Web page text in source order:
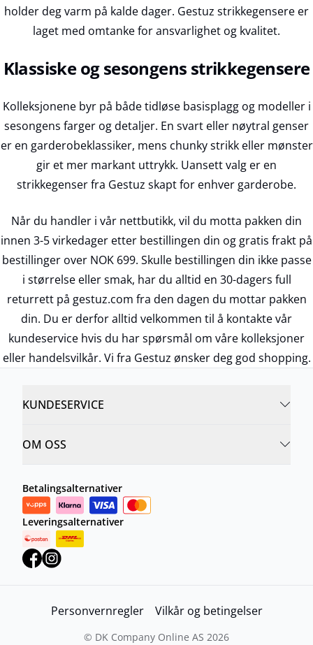
holder deg varm på kalde dager. Gestuz strikkegensere er
laget med omtanke for ansvarlighet og kvalitet.
Klassiske og sesongens strikkegensere
Kolleksjonene byr på både tidløse basisplagg og modeller i
sesongens farger og detaljer. En svart eller nøytral genser
er en garderobeklassiker, mens chunky strikk eller mønster
gir et mer markant uttrykk. Uansett valg er en
strikkegenser fra Gestuz skapt for enhver garderobe.
Når du handler i vår nettbutikk, vil du motta pakken din
innen 3-5 virkedager etter bestillingen din og gratis frakt på
bestillinger over NOK 699. Skulle bestillingen din ikke passe
i størrelse eller smak, har du alltid en 30-dagers full
returrett på gestuz.com fra den dagen du mottar pakken
din. Du er derfor alltid velkommen til å kontakte vår
kundeservice hvis du har spørsmål om våre kolleksjoner
eller handelsvilkår. Vi fra Gestuz ønsker deg god shopping.
KUNDESERVICE
OM OSS
Betalingsalternativer
Leveringsalternativer
Personvernregler Vilkår og betingelser
© DK Company Online AS 2026